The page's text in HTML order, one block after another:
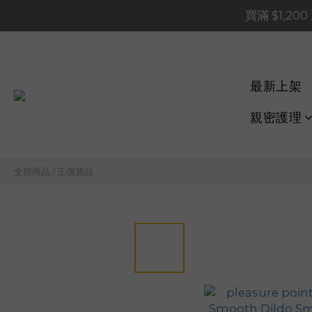
買滿
買滿
📢 系統維護通知 –
買滿
最新上架
親密護理
全部商品 / 正價貨品